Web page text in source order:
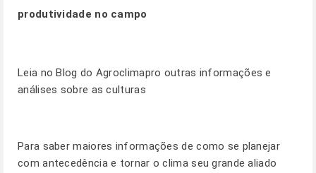
produtividade no campo
Leia no Blog do Agroclimapro outras informações e
análises sobre as culturas
Para saber maiores informações de como se planejar
com antecedência e tornar o clima seu grande aliado